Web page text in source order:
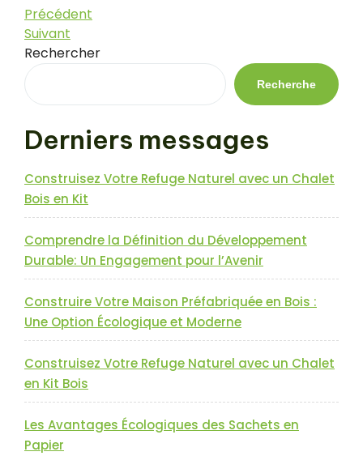
Navigation
de
l’article
Article
précédent
Précédent
Article
suivant
Suivant
Rechercher
Recherche
Derniers messages
Construisez Votre Refuge Naturel avec un Chalet
Bois en Kit
Comprendre la Définition du Développement
Durable: Un Engagement pour l’Avenir
Construire Votre Maison Préfabriquée en Bois :
Une Option Écologique et Moderne
Construisez Votre Refuge Naturel avec un Chalet
en Kit Bois
Les Avantages Écologiques des Sachets en
Papier